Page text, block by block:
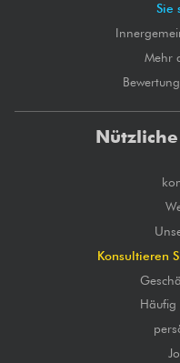
Sie
Mehr
Konsultieren
Häufig